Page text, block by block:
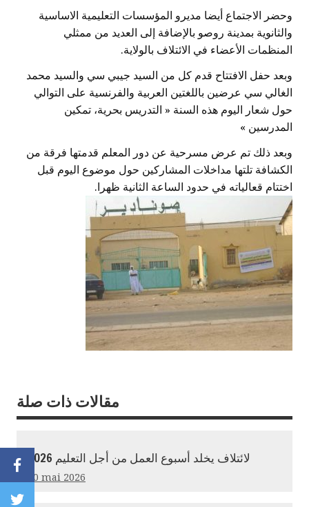
وحضر الاجتماع أيضا مديرو المؤسسات التعليمية الاساسية
والثانوية بمدينة روصو بالإضافة إلى العديد من ممثلي
المنظمات الأعضاء في الائتلاف بالولاية.
وبعد حفل الافتتاح قدم كل من السيد جيبي سي والسيد محمد
الغالي سي عرضين باللغتين العربية والفرنسية على التوالي
حول شعار اليوم هذه السنة « التدريس بحرية، تمكين
المدرسين «
وبعد ذلك تم عرض مسرحية عن دور المعلم قدمتها فرقة من
الكشافة تلتها مداخلات المشاركين حول موضوع اليوم قبل
اختتام قعالياته في حدود الساعة الثانية ظهرا.
مقالات ذات صلة
لائتلاف يخلد أسبوع العمل من أجل التعليم 2026
10 mai 2026
Facebook
Twitter